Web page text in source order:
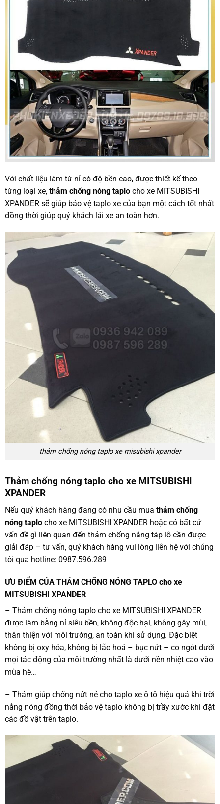
Với chất liệu làm từ nỉ có độ bền cao, được thiết kế theo
từng loại xe, thảm chống nóng taplocho xe MITSUBISHI
XPANDER sẽ giúp bảo vệ taplo xe của bạn một cách tốt nhất
đồng thời giúp quý khách lái xe an toàn hơn.
thảm chống nóng taplo xe misubishi xpander
Thảm chống nóng taplo cho xe MITSUBISHI
XPANDER
Nếu quý khách hàng đang có nhu cầu mua thảm chống
nóng taplocho xe MITSUBISHI XPANDER hoặc có bất cứ
vấn đề gì liên quan đến thảm chống nắng táp lô cần được
giải đáp – tư vấn, quý khách hàng vui lòng liên hệ với chúng
tôi qua hotline: 0987.596.289
ƯU ĐIỂM CỦA THẢM CHỐNG NÓNG TAPLO cho xe
MITSUBISHI XPANDER
– Thảm chống nóng taplo cho xe MITSUBISHI XPANDER
được làm bằng nỉ siêu bền, không độc hại, không gây mùi,
thân thiện với môi trường, an toàn khi sử dụng. Đặc biệt
không bị oxy hóa, không bị lão hoá – bục nứt – co ngót dưới
mọi tác động của môi trường nhất là dưới nền nhiệt cao vào
mùa hè…
– Thảm giúp chống nứt nẻ cho taplo xe ô tô hiệu quả khi trời
nắng nóng đồng thời bảo vệ taplo không bị trầy xước khi đặt
các đồ vật trên taplo.